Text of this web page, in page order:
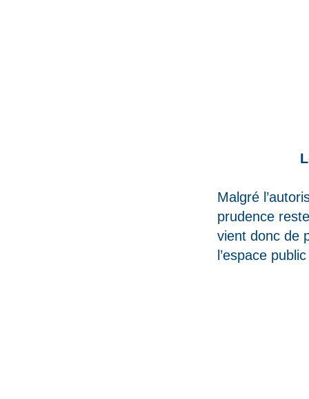
Malgré
prudence
vient donc de
l’espace